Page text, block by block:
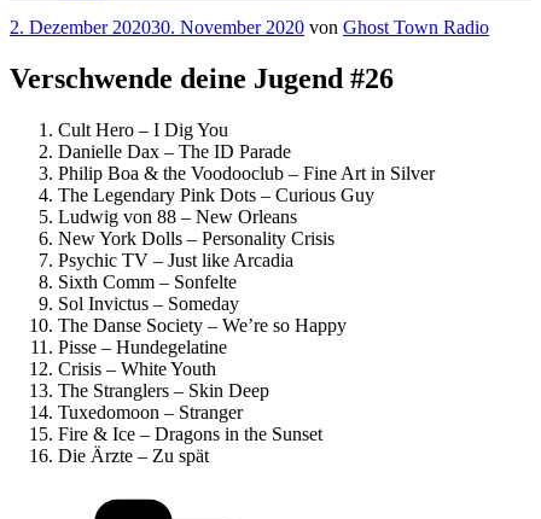
Veröffentlicht
2. Dezember 202030. November 2020 von Ghost Town Radio
Verschwende deine Jugend #26
Cult Hero – I Dig You
Danielle Dax – The ID Parade
Philip Boa & the Voodooclub – Fine Art in Silver
The Legendary Pink Dots – Curious Guy
Ludwig von 88 – New Orleans
New York Dolls – Personality Crisis
Psychic TV – Just like Arcadia
Sixth Comm – Sonfelte
Sol Invictus – Someday
The Danse Society – We’re so Happy
Pisse – Hundegelatine
Crisis – White Youth
The Stranglers – Skin Deep
Tuxedomoon – Stranger
Fire & Ice – Dragons in the Sunset
Die Ärzte – Zu spät